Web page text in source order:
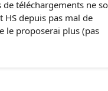
de téléchargements ne
HS depuis pas mal de
le proposerai plus (pas